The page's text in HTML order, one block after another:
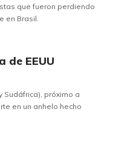
que fueron perdiendo
en Brasil.
de EEUU
Sudáfrica), próximo a
en un anhelo hecho